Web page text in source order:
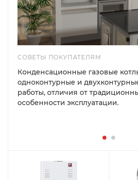
СОВЕТЫ ПОКУПАТЕЛЯМ
Конденсационные газовые
одноконтурные и
работы, отличия от
особенности эксплуатации.